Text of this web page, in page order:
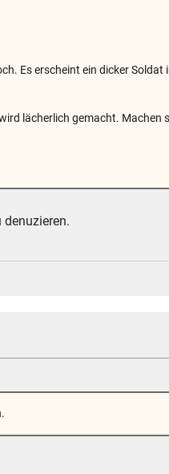
Es erscheint ein dicker Soldat
lächerlich gemacht. Machen